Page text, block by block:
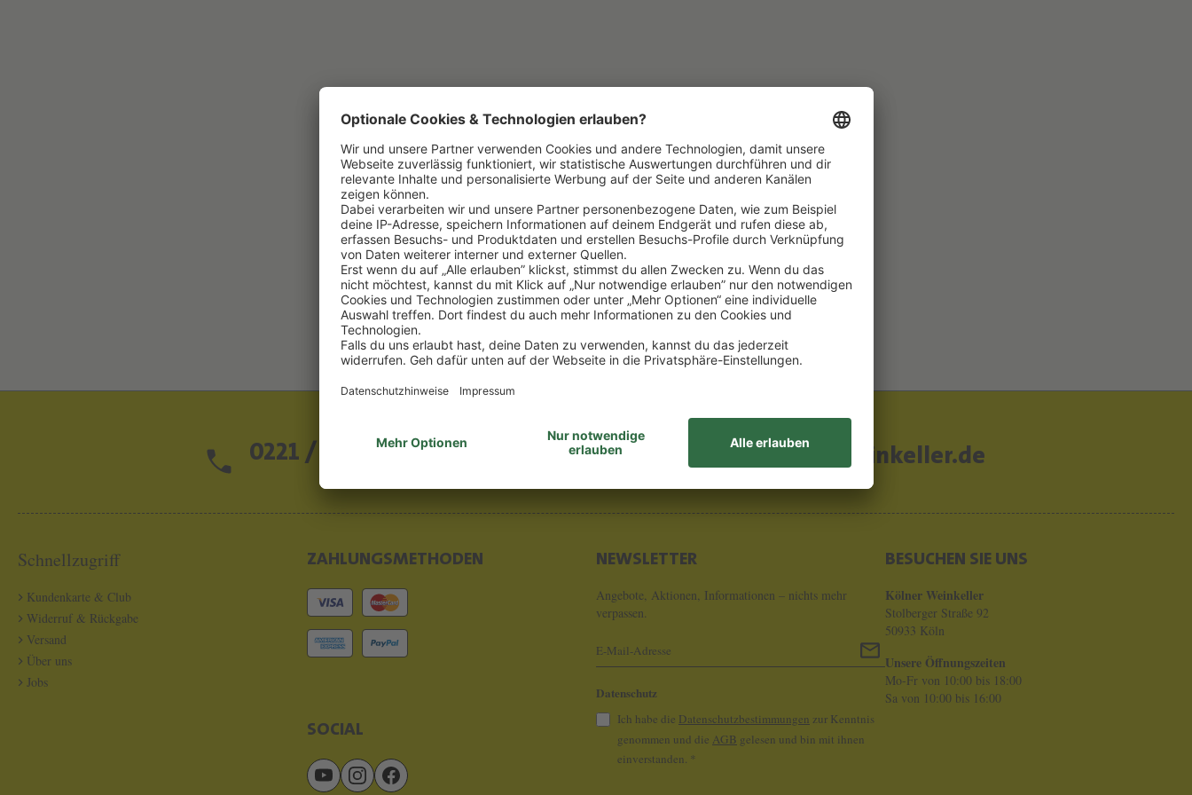
0221 / 13 97 28 - 0 info@koelner-weinkeller.de
Schnellzugriff
Kundenkarte & Club
Widerruf & Rückgabe
Versand
Über uns
Jobs
ZAHLUNGSMETHODEN
SOCIAL
NEWSLETTER
Angebote, Aktionen, Informationen – nichts mehr
verpassen.
Datenschutz
Ich habe die Datenschutzbestimmungen zur Kenntnis
genommen und die AGB gelesen und bin mit ihnen
einverstanden. *
BESUCHEN SIE UNS
Kölner Weinkeller
Stolberger Straße 92
50933 Köln
Unsere Öffnungszeiten
Mo-Fr von 10:00 bis 18:00
Sa von 10:00 bis 16:00